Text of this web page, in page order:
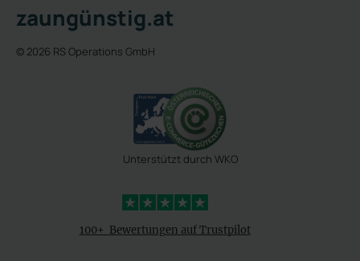
zaungünstig.at
© 2026 RS Operations GmbH
Unterstützt durch WKO
4,3 Sterne
100+ Bewertungen auf Trustpilot